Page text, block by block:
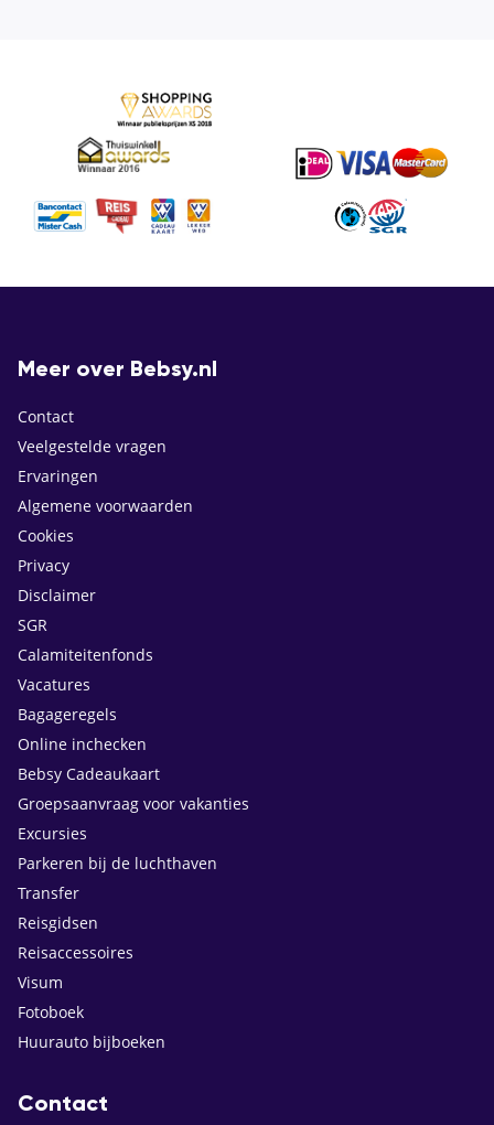
Meer over Bebsy.nl
Contact
Veelgestelde vragen
Ervaringen
Algemene voorwaarden
Cookies
Privacy
Disclaimer
SGR
Calamiteitenfonds
Vacatures
Bagageregels
Online inchecken
Bebsy Cadeaukaart
Groepsaanvraag voor vakanties
Excursies
Parkeren bij de luchthaven
Transfer
Reisgidsen
Reisaccessoires
Visum
Fotoboek
Huurauto bijboeken
Contact